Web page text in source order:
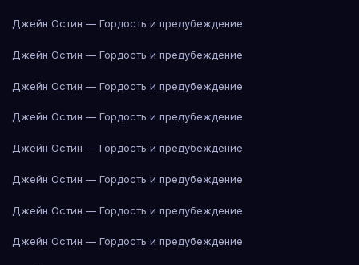
Джейн Остин — Гордость и предубеждение
Джейн Остин — Гордость и предубеждение
Джейн Остин — Гордость и предубеждение
Джейн Остин — Гордость и предубеждение
Джейн Остин — Гордость и предубеждение
Джейн Остин — Гордость и предубеждение
Джейн Остин — Гордость и предубеждение
Джейн Остин — Гордость и предубеждение